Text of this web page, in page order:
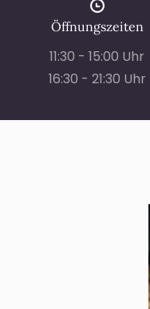
Öffnungszeiten
11:30 - 15:00 Uhr
16:30 - 21:30 Uhr